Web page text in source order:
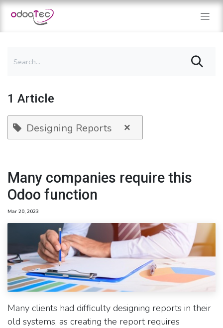
Skip to Content
1 Article
Designing Reports ×
Many companies require this
Odoo function
Mar 20, 2023
Many clients had difficulty designing reports in their
old systems, as creating the report requires